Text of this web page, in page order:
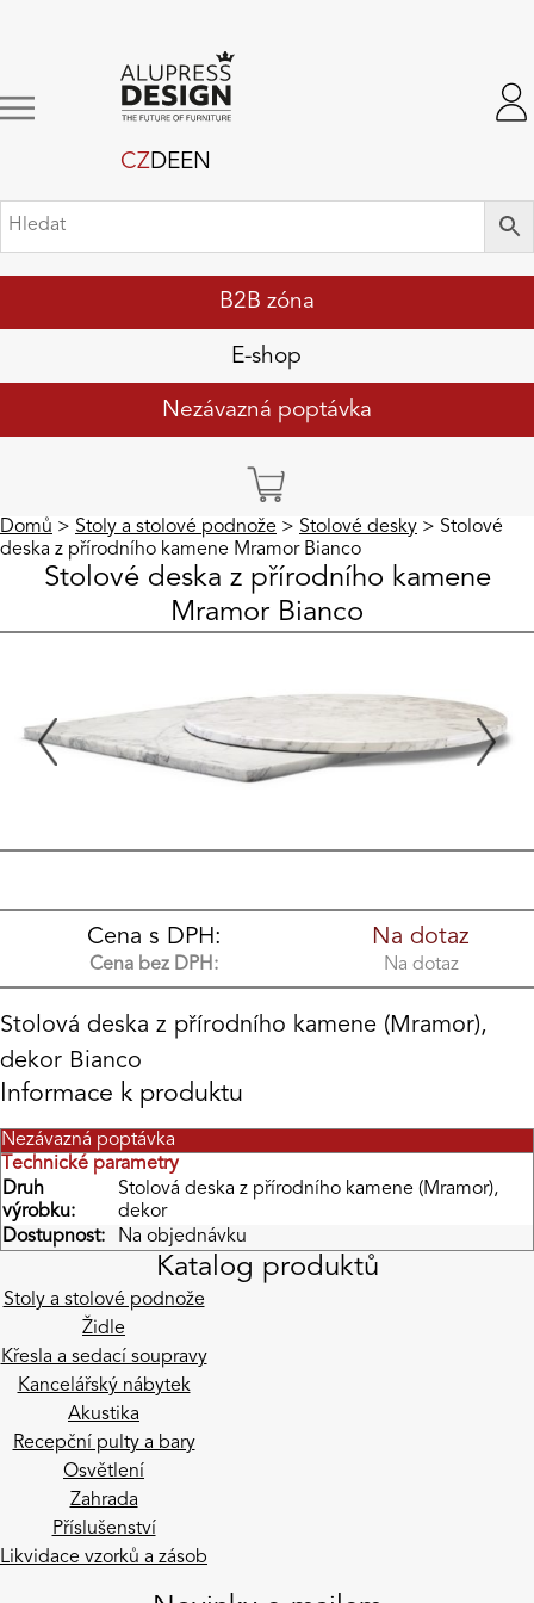
B2B zóna
E-shop
Nezávazná poptávka
CZDEEN
Domů > Stoly a stolové podnože > Stolové desky > Stolové
deska z přírodního kamene Mramor Bianco
Stolové deska z přírodního kamene
Mramor Bianco
Stolová deska z přírodního kamene (Mramor),
dekor Bianco
Cena s DPH: Na dotaz
Cena bez DPH: Na dotaz
Informace k produktu
Technické parametry
Nezávazná poptávka
Druh
výrobku:
Stolová deska z přírodního kamene (Mramor),
dekor
Dostupnost:
Na objednávku
Katalog produktů
Stoly a stolové podnože
Židle
Křesla a sedací soupravy
Kancelářský nábytek
Akustika
Recepční pulty a bary
Osvětlení
Zahrada
Příslušenství
Likvidace vzorků a zásob